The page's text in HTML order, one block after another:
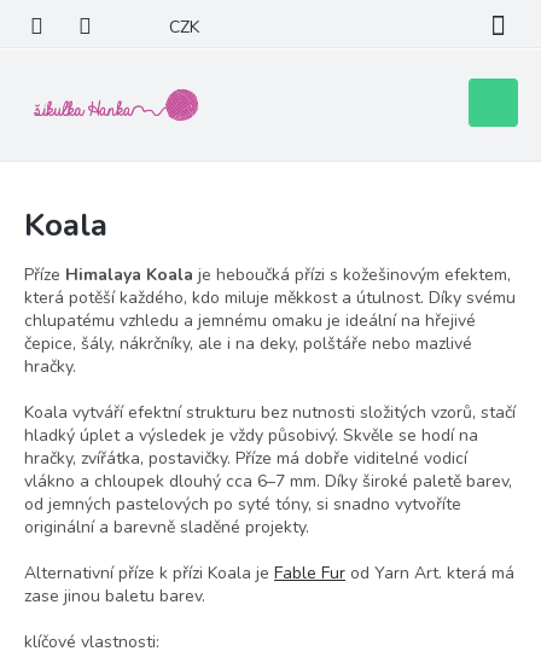
obsah
CZK
košík
Koala
Příze Himalaya Koala je heboučká přízi s kožešinovým efektem,
která potěší každého, kdo miluje měkkost a útulnost. Díky svému
chlupatému vzhledu a jemnému omaku je ideální na hřejivé
čepice, šály, nákrčníky, ale i na deky, polštáře nebo mazlivé
hračky.
Koala vytváří efektní strukturu bez nutnosti složitých vzorů, stačí
hladký úplet a výsledek je vždy působivý. Skvěle se hodí na
hračky, zvířátka, postavičky. Příze má dobře viditelné vodicí
vlákno a chloupek dlouhý cca 6–7 mm. Díky široké paletě barev,
od jemných pastelových po syté tóny, si snadno vytvoříte
originální a barevně sladěné projekty.
Alternativní příze k přízi Koala je Fable Fur od Yarn Art. která má
zase jinou baletu barev.
klíčové vlastnosti: